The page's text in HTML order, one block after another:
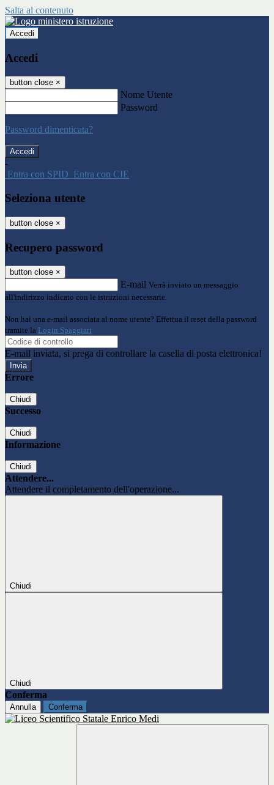
Salta al contenuto
Accedi
Accedi
button close ×
Nome Utente
Password
Password dimenticata?
-
Entra con SPID Entra con CIE
Seleziona utente
button close ×
Recupero password
button close ×
E-mail Verrà inviato un messaggio
all'indirizzo indicato con le istruzioni necessarie.
Non hai una e-mail associata al nome utente? Effettua il reset della password
tramite la Login Spaggiari
E-mail inviata, si prega di controllare la casella di posta elettronica!
Errore
Chiudi
Successo
Chiudi
Informazione
Chiudi
Attendere...
Attendere il completamento dell'operazione...
Chiudi
Chiudi
Conferma
Annulla Conferma